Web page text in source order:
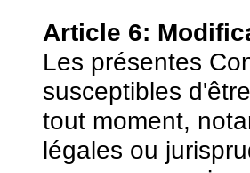
Article 6:
Les présentes
susceptibles
tout moment,
légales ou